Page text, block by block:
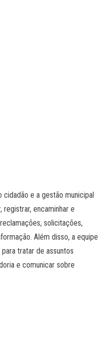
cidadão e a gestão municipal
encaminhar e
solicitações,
Além disso, a equipe
tratar de assuntos
e comunicar sobre